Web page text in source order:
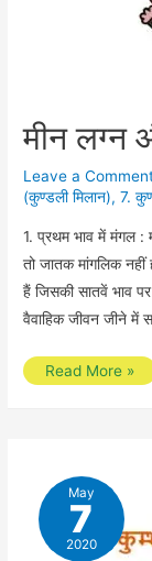
मीन लग्न
Leave a
(कुण्डली मिलान),7.
1. प्रथम भाव में मंगल :
तो जातक मांगलिक
हैं जिसकी सातवें भाव
वैवाहिक जीवन जीने में
मीन
योग
Read More »
May
7
2020